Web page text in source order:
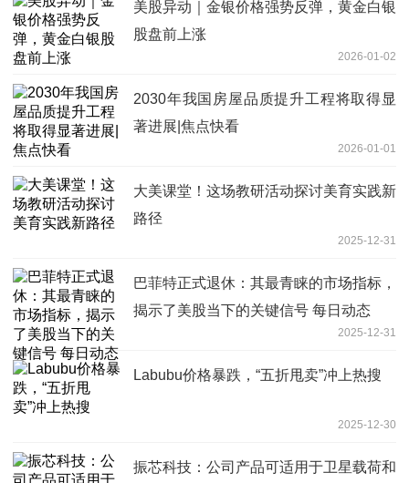
美股异动｜金银价格强势反弹，黄金白银
股盘前上涨
2026-01-02
2030年我国房屋品质提升工程将取得显
著进展|焦点快看
2026-01-01
大美课堂！这场教研活动探讨美育实践新
路径
2025-12-31
巴菲特正式退休：其最青睐的市场指标，
揭示了美股当下的关键信号 每日动态
2025-12-31
Labubu价格暴跌，“五折甩卖”冲上热搜
2025-12-30
振芯科技：公司产品可适用于卫星载荷和